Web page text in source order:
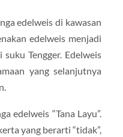
edelweis di kawasan
edelweis menjadi
Tengger. Edelweis
yang selanjutnya
edelweis “Tana Layu”.
yang berarti “tidak”,